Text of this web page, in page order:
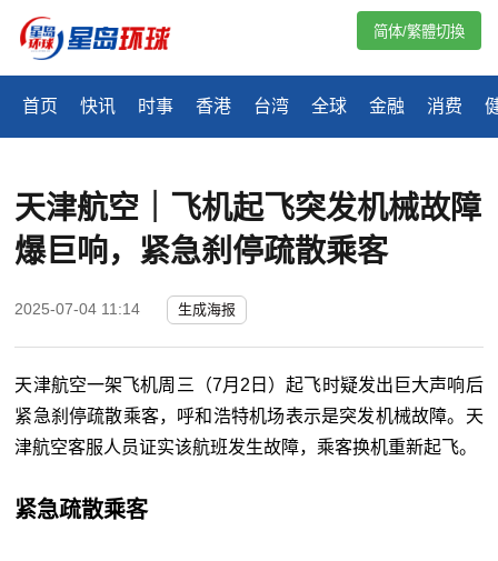
首页 快讯 时事 香港 台湾 全球 金融 消费
简体/繁體切換
天津航空｜飞机起飞突发机械故障
爆巨响，紧急刹停疏散乘客
2025-07-04 11:14 生成海报
天津航空一架飞机周三（7月2日）起飞时疑发出巨大声响后
紧急刹停疏散乘客，呼和浩特机场表示是突发机械故障。天
津航空客服人员证实该航班发生故障，乘客换机重新起飞。
紧急疏散乘客